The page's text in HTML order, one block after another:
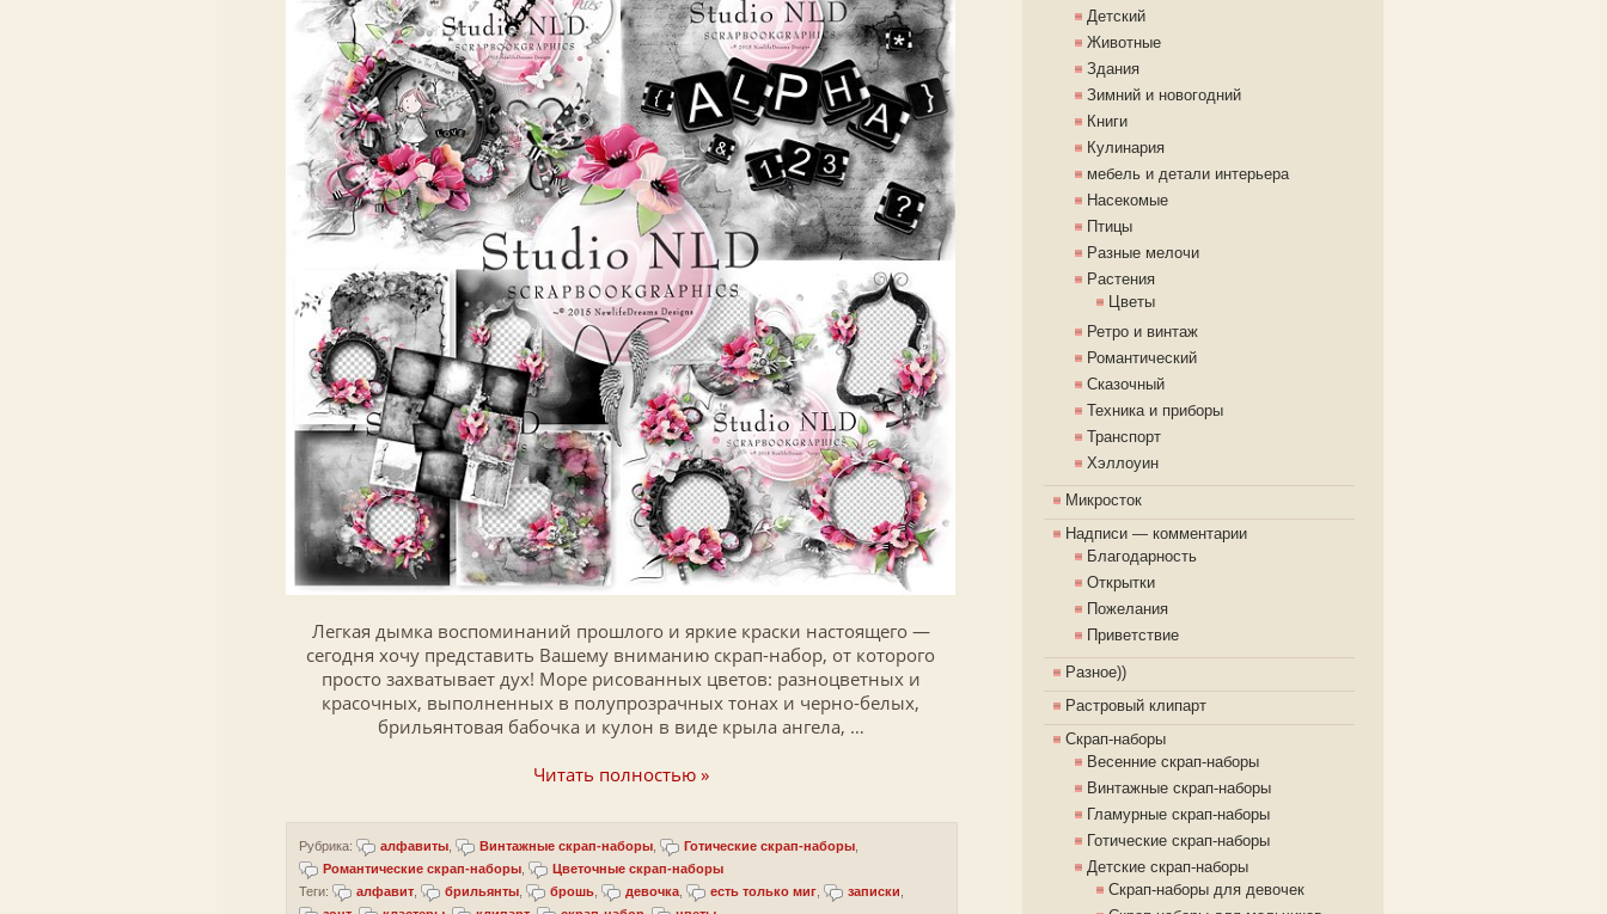
Легкая дымка воспоминаний прошлого и яркие краски настоящего —
сегодня хочу представить Вашему вниманию скрап-набор, от которого
просто захватывает дух! Море рисованных цветов: разноцветных и
красочных, выполненных в полупрозрачных тонах и черно-белых,
брильянтовая бабочка и кулон в виде крыла ангела, …
Читать полностью »
Рубрика: алфавиты Винтажные скрап-наборы Готические скрап-наборы
Романтические скрап-наборы
Цветочные скрап-наборы
Теги:
алфавит брильянты брошь девочка есть только миг записки
Детский
Животные
Здания
Зимний и новогодний
Книги
Кулинария
мебель и детали интерьера
Насекомые
Птицы
Разные мелочи
Растения
Цветы
Ретро и винтаж
Романтический
Сказочный
Техника и приборы
Транспорт
Хэллоуин
Микросток
Надписи — комментарии
Благодарность
Открытки
Пожелания
Приветствие
Разное))
Растровый клипарт
Скрап-наборы
Весенние скрап-наборы
Винтажные скрап-наборы
Гламурные скрап-наборы
Готические скрап-наборы
Детские скрап-наборы
Скрап-наборы для девочек